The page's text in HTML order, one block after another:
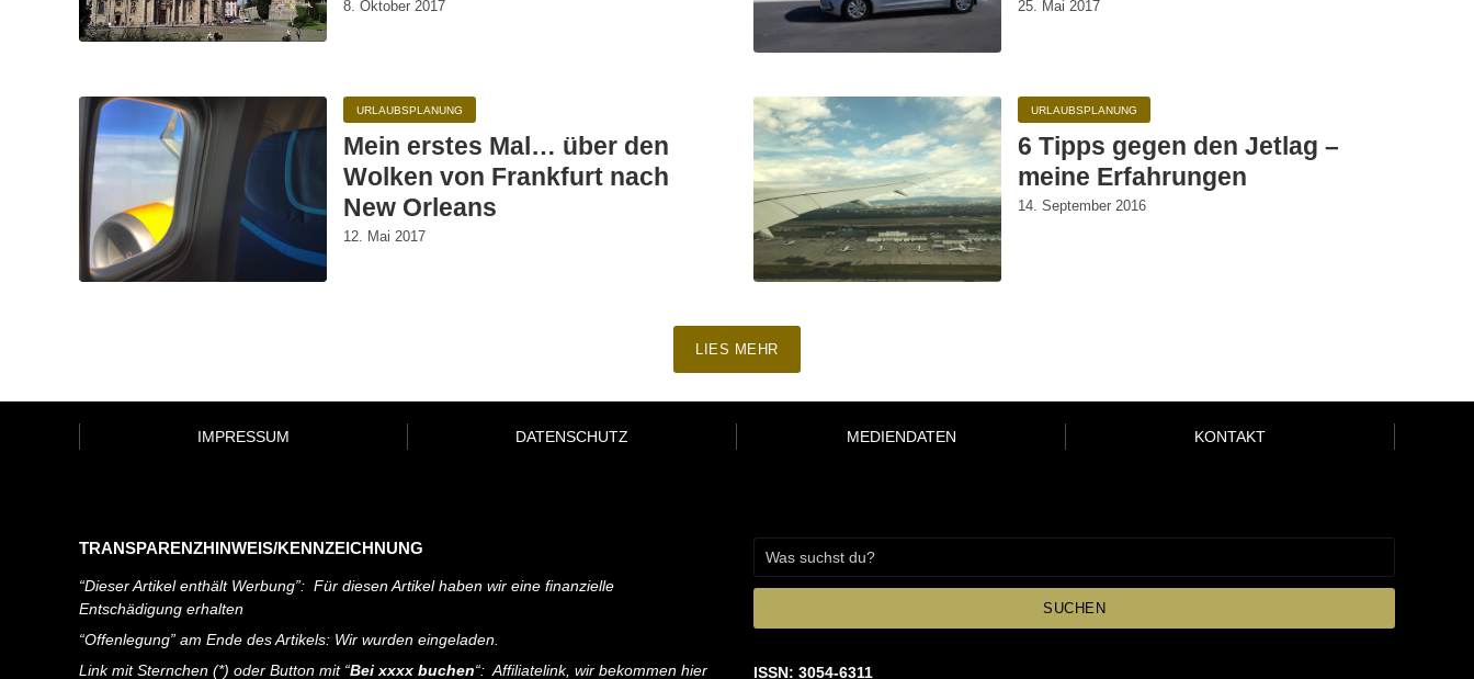
8. Oktober 2017 25. Mai 2017
URLAUBSPLANUNG
Mein erstes Mal… über den
Wolken von Frankfurt nach
New Orleans
12. Mai 2017
URLAUBSPLANUNG
6 Tipps gegen den Jetlag –
meine Erfahrungen
14. September 2016
LIES MEHR
IMPRESSUM DATENSCHUTZ MEDIENDATEN KONTAKT
TRANSPARENZHINWEIS/KENNZEICHNUNG
“Dieser Artikel enthält Werbung”: Für diesen Artikel haben wir eine finanzielle
Entschädigung erhalten
“Offenlegung” am Ende des Artikels: Wir wurden eingeladen.
Link mit Sternchen (*) oder Button mit “Bei xxxx buchen“: Affiliatelink, wir bekommen hier
SUCHEN
ISSN: 3054-6311